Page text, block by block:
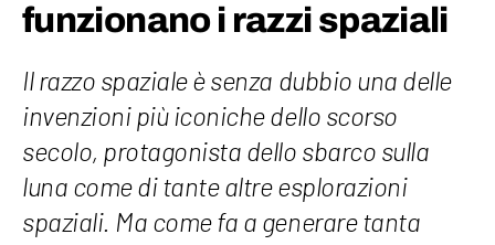
funzionano i razzi spaziali
Il razzo spaziale è senza dubbio una delle
invenzioni più iconiche dello scorso
secolo, protagonista dello sbarco sulla
luna come di tante altre esplorazioni
spaziali. Ma come fa a generare tanta